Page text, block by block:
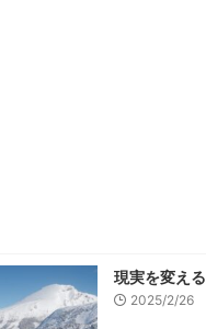
現実を変える
2025/2/26